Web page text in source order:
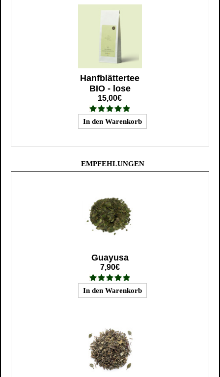
Hanfblättertee
BIO - lose
15,00€
EMPFEHLUNGEN
Guayusa
7,90€